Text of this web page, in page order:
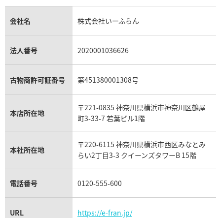
金貨買取
貴金属買取
銀・シルバー買取
パラジウム買取
トパーズ買取
タンザナイト買取
キャッツアイ買取
アクアマリン買取
パテック フィリップノーチラス買取
ヴァシュロン・コンスタンタン買取
オメガ買取
カルティエ買取
フランク ミュラー買取
リシャール・ミル買取
パネライ買取
チューダー（チュードル）買取
シャネル マトラッセ買取
セリーヌ買取
プラダ買取
ショーメ買取
ダミアーニ買取
モーブッサン買取
会社名 株式会社いーふらん
法人番号 2020001036626
古物商許可証番号 第451380001308号
本店所在地
〒221-0835 神奈川県横浜市神奈川区鶴屋
町3-33-7 若葉ビル1階
本社所在地
〒220-6115 神奈川県横浜市西区みなとみ
らい2丁目3-3 クイーンズタワーB 15階
電話番号 0120-555-600
URL https://e-fran.jp/